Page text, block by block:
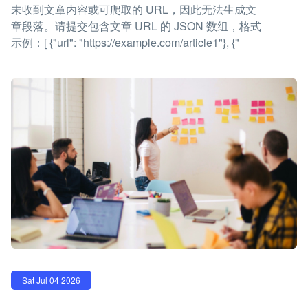
未收到文章内容或可爬取的 URL，因此无法生成文
章段落。请提交包含文章 URL 的 JSON 数组，格式
示例：[ {"url": "https://example.com/article1"}, {"
Sat Jul 04 2026